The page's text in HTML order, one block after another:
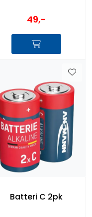
49,-
Batteri C 2pk